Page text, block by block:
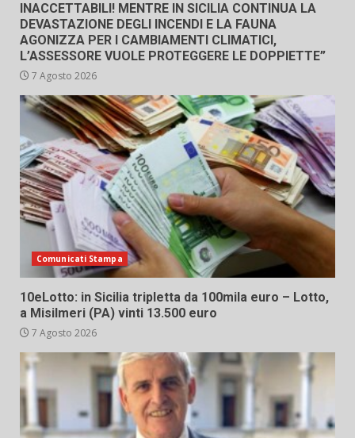
INACCETTABILI! MENTRE IN SICILIA CONTINUA LA
DEVASTAZIONE DEGLI INCENDI E LA FAUNA
AGONIZZA PER I CAMBIAMENTI CLIMATICI,
L’ASSESSORE VUOLE PROTEGGERE LE DOPPIETTE”
7 Agosto 2026
Comunicati Stampa
10eLotto: in Sicilia tripletta da 100mila euro – Lotto,
a Misilmeri (PA) vinti 13.500 euro
7 Agosto 2026